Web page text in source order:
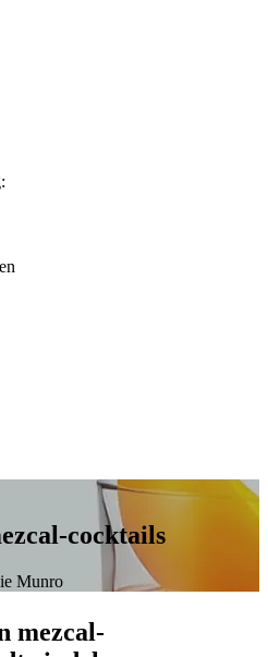
cocktails
Munro
mezcal-